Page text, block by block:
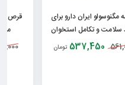
مگنوسولو ایران دارو برای
و تکامل استخوان
ها 30 عدد
537,450 تومان